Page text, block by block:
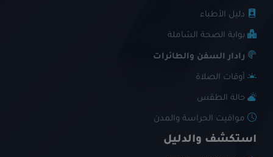
دليل الأطباء
بوابة الصحة الشاملة
رادار السفن والطائرات
أوقات الصلاة
حالة الطقس
مواقيت الحراسة والمدن
استكشف والدليل